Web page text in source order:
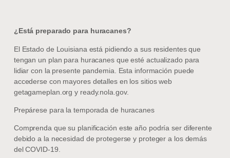
¿Está preparado para huracanes?
El Estado de Louisiana está pidiendo a sus residentes que
tengan un plan para huracanes que esté actualizado para
lidiar con la presente pandemia. Esta información puede
accederse con mayores detalles en los sitios web
getagameplan.org y ready.nola.gov.
Prepárese para la temporada de huracanes
Comprenda que su planificación este año podría ser diferente
debido a la necesidad de protegerse y proteger a los demás
del COVID-19.